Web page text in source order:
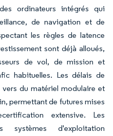
ordinateurs intégrés qui
de navigation et de
les règles de latence
sont déjà alloués,
de vol, de mission et
habituelles. Les délais de
du matériel modulaire et
permettant de futures mises
extensive. Les
systèmes d'exploitation